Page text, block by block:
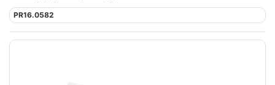
PR16.0582